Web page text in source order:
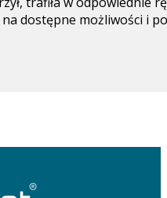
dostępne możliwości i